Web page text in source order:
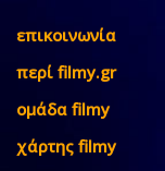
επικοινωνία
περί filmy.gr
ομάδα filmy
χάρτης filmy